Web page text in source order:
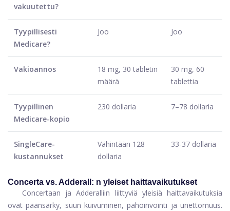
vakuutettu?
Tyypillisesti
Medicare?
Joo Joo
Vakioannos
18 mg, 30 tabletin
määrä
30 mg, 60
tablettia
Tyypillinen
Medicare-kopio
230 dollaria 7–78 dollaria
SingleCare-
kustannukset
Vähintään 128
dollaria
33-37 dollaria
Concerta vs. Adderall: n yleiset haittavaikutukset
Concertaan ja Adderalliin liittyviä yleisiä haittavaikutuksia
ovat päänsärky, suun kuivuminen, pahoinvointi ja unettomuus.